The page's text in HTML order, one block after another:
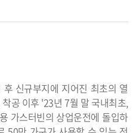
신규부지에 지어진 최초의 열
공 이후 '23년 7월 말 국내최초,
가스터빈의 상업운전에 돌입하